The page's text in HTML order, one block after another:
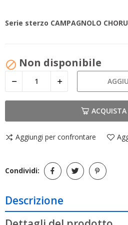
Serie sterzo CAMPAGNOLO
 Non disponibile
Aggiungi per confrontare
Condividi:
Descrizione